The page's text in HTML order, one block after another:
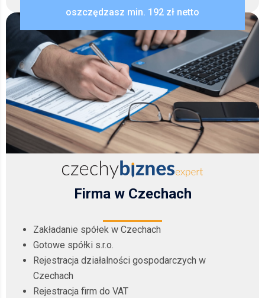
oszczędzasz min. 192 zł netto
Firma w Czechach
Zakładanie spółek w Czechach
Gotowe spółki s.r.o.
Rejestracja działalności gospodarczych w
Czechach
Rejestracja firm do VAT